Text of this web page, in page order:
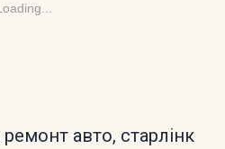
авто, старлінк